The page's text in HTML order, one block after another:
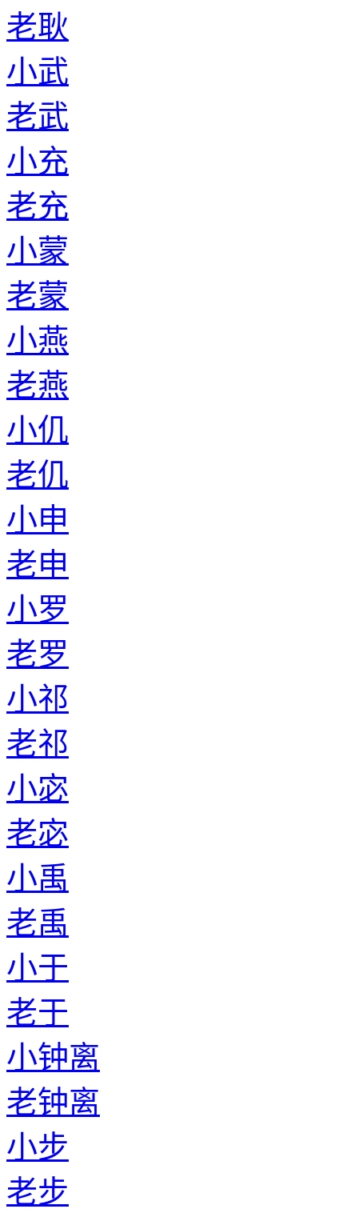
老耿
小武
老武
小充
老充
小蒙
老蒙
小燕
老燕
小仉
老仉
小申
老申
小罗
老罗
小祁
老祁
小宓
老宓
小禹
老禹
小于
老于
小钟离
老钟离
小步
老步